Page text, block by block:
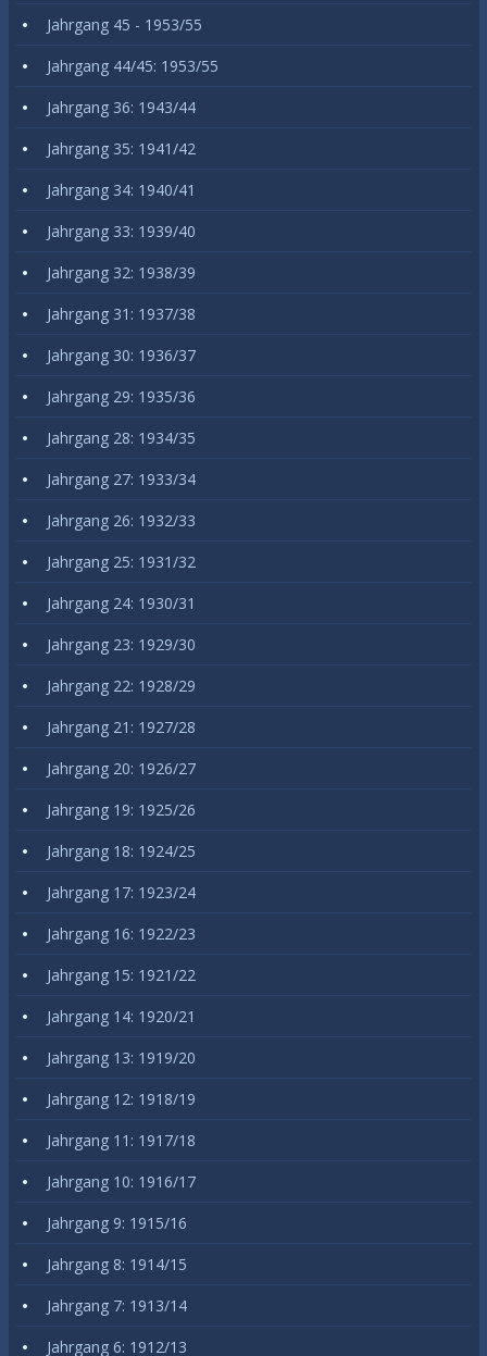
Jahrgang 45 - 1953/55
Jahrgang 44/45: 1953/55
Jahrgang 36: 1943/44
Jahrgang 35: 1941/42
Jahrgang 34: 1940/41
Jahrgang 33: 1939/40
Jahrgang 32: 1938/39
Jahrgang 31: 1937/38
Jahrgang 30: 1936/37
Jahrgang 29: 1935/36
Jahrgang 28: 1934/35
Jahrgang 27: 1933/34
Jahrgang 26: 1932/33
Jahrgang 25: 1931/32
Jahrgang 24: 1930/31
Jahrgang 23: 1929/30
Jahrgang 22: 1928/29
Jahrgang 21: 1927/28
Jahrgang 20: 1926/27
Jahrgang 19: 1925/26
Jahrgang 18: 1924/25
Jahrgang 17: 1923/24
Jahrgang 16: 1922/23
Jahrgang 15: 1921/22
Jahrgang 14: 1920/21
Jahrgang 13: 1919/20
Jahrgang 12: 1918/19
Jahrgang 11: 1917/18
Jahrgang 10: 1916/17
Jahrgang 9: 1915/16
Jahrgang 8: 1914/15
Jahrgang 7: 1913/14
Jahrgang 6: 1912/13